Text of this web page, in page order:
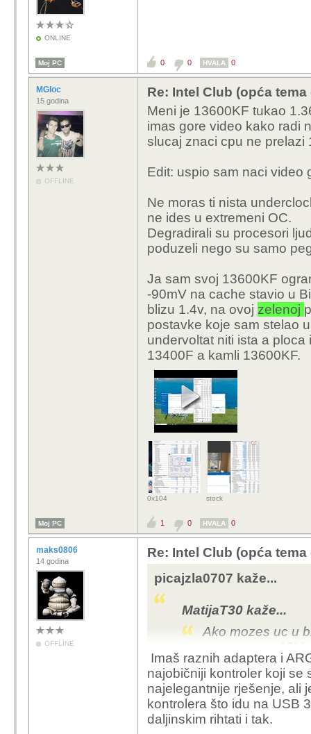
ONLINE
Moj PC 0 0 HVALA 0
MGloc
15 godina
OFFLINE
Re: Intel Club (opća
Meni je 13600KF tukao
imas gore video kako radi
slucaj znaci cpu ne prelazi
Edit: uspio sam naci video
Ne moras ti nista
ne ides u extremeni OC.
Degradirali su procesori
poduzeli nego su samo
Ja sam svoj 13600KF
-90mV na cache stavio u
blizu 1.4v, na ovoj zelenoj
postavke koje sam stelao
undervoltat niti ista a
13400F a kamli 13600KF.
0x104 stock
Moj PC 1 0 HVALA 0
maks0806
14 godina
OFFLINE
Re: Intel Club (opća
picajzla0707 kaže...
MatijaT30 kaže...
Ako mozes uc u
opterecenja,
zar ne bi onda isti
nije nešto puno
slabiji 2400g unutra i
Imaš raznih adaptera i
najobičniji kontroler koji se
najelegantnije rješenje, ali
kontrolera što idu na USB
daljinskim rihtati i tak.